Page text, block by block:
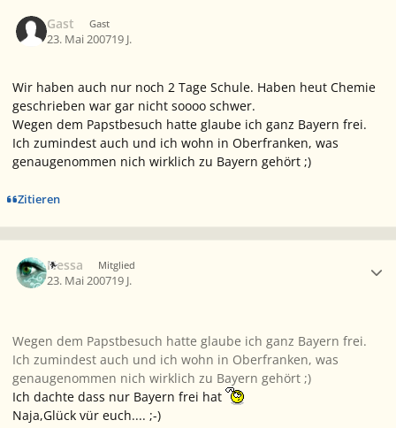
Gast Gast
23. Mai 200719 J.
Wir haben auch nur noch 2 Tage Schule. Haben heut Chemie
geschrieben war gar nicht soooo schwer.
Wegen dem Papstbesuch hatte glaube ich ganz Bayern frei.
Ich zumindest auch und ich wohn in Oberfranken, was
genaugenommen nich wirklich zu Bayern gehört ;)
Zitieren
Nessa Mitglied
23. Mai 200719 J.
Wegen dem Papstbesuch hatte glaube ich ganz Bayern frei.
Ich zumindest auch und ich wohn in Oberfranken, was
genaugenommen nich wirklich zu Bayern gehört ;)
Ich dachte dass nur Bayern frei hat
Naja,Glück vür euch.... ;-)